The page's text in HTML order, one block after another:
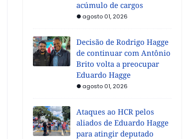
acúmulo de cargos
agosto 01, 2026
Decisão de Rodrigo Hagge
de continuar com Antônio
Brito volta a preocupar
Eduardo Hagge
agosto 01, 2026
Ataques ao HCR pelos
aliados de Eduardo Hagge
para atingir deputado